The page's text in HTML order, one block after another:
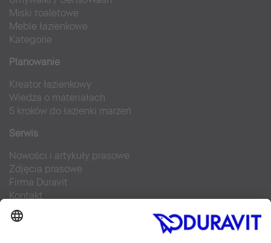
Miski toaletowe
Meble łazienkowe
Kategorie
Planowanie
Kreator łazienkowy
Wiedza o materiałach
5 kroków do łazienki marzeń
Serwis
Nowości i artykuły prasowe
Zdjęcia prasowe
Firma Duravit
Kontakt
Najczęściej zadawane pytania